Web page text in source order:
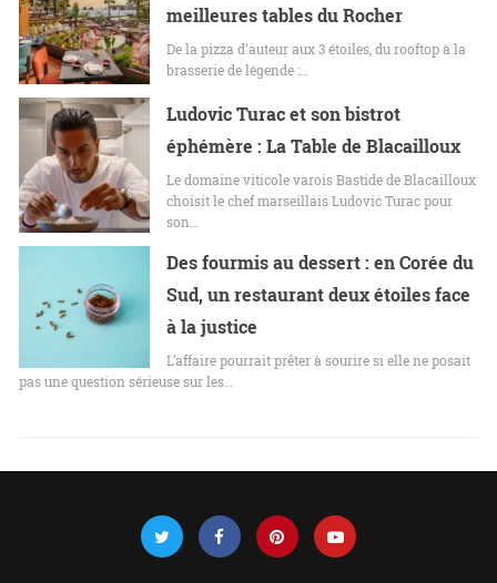
meilleures tables du Rocher
De la pizza d'auteur aux 3 étoiles, du rooftop à la
brasserie de légende :…
Ludovic Turac et son bistrot
éphémère : La Table de Blacailloux
Le domaine viticole varois Bastide de Blacailloux
choisit le chef marseillais Ludovic Turac pour
son…
Des fourmis au dessert : en Corée du
Sud, un restaurant deux étoiles face
à la justice
L’affaire pourrait prêter à sourire si elle ne posait
pas une question sérieuse sur les…